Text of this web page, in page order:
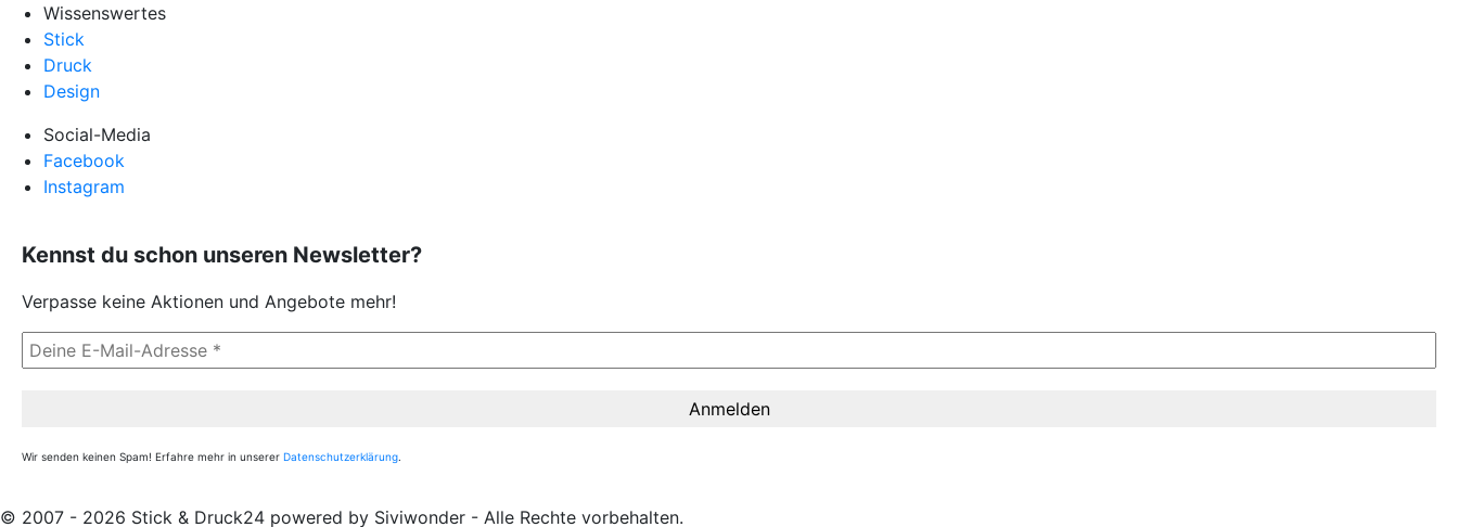
Wissenswertes
Stick
Druck
Design
Social-Media
Facebook
Instagram
Kennst du schon unseren Newsletter?
Verpasse keine Aktionen und Angebote mehr!
Wir senden keinen Spam! Erfahre mehr in unserer Datenschutzerklärung.
© 2007 - 2026 Stick & Druck24 powered by Siviwonder - Alle Rechte vorbehalten.